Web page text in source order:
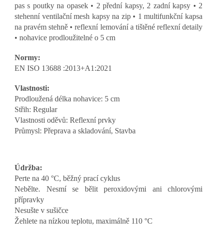
pas s poutky na opasek • 2 přední kapsy, 2 zadní kapsy • 2
stehenní ventilační mesh kapsy na zip • 1 multifunkční kapsa
na pravém stehně • reflexní lemování a tištěné reflexní detaily
• nohavice prodloužitelné o 5 cm
Normy:
EN ISO 13688 :2013+A1:2021
Vlastnosti:
Prodloužená délka nohavice: 5 cm
Střih: Regular
Vlastnosti oděvů: Reflexní prvky
Průmysl: Přeprava a skladování, Stavba
Údržba:
Perte na 40 °C, běžný prací cyklus
Nebělte. Nesmí se bělit peroxidovými ani chlorovými
přípravky
Nesušte v sušičce
Žehlete na nízkou teplotu, maximálně 110 °C